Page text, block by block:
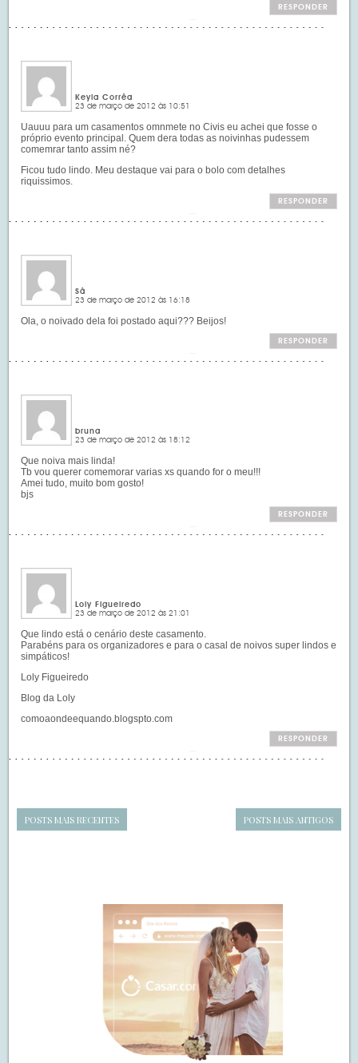
RESPONDER
Keyla Corrêa
23 de março de 2012 às 10:51
Uauuu para um casamentos omnmete no Civis eu achei que fosse o
próprio evento principal. Quem dera todas as noivinhas pudessem
comemrar tanto assim né?
Ficou tudo lindo. Meu destaque vai para o bolo com detalhes
riquissimos.
RESPONDER
Sâ
23 de março de 2012 às 16:18
Ola, o noivado dela foi postado aqui??? Beijos!
RESPONDER
bruna
23 de março de 2012 às 18:12
Que noiva mais linda!
Tb vou querer comemorar varias xs quando for o meu!!!
Amei tudo, muito bom gosto!
bjs
RESPONDER
Loly Figueiredo
23 de março de 2012 às 21:01
Que lindo está o cenário deste casamento.
Parabéns para os organizadores e para o casal de noivos super lindos e
simpáticos!
Loly Figueiredo
Blog da Loly
comoaondeequando.blogspto.com
RESPONDER
POSTS MAIS RECENTES POSTS MAIS ANTIGOS
SIDEBAR